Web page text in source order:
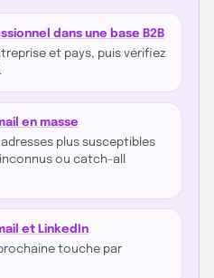
dans une base B2B
et pays, puis vérifiez
en masse
plus susceptibles
ou catch-all
et LinkedIn
touche par